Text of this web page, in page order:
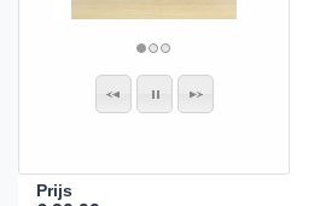
Prijs